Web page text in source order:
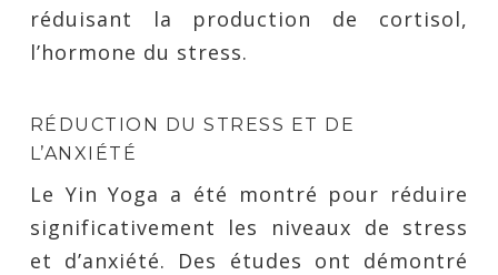
réduisant la production de cortisol,
l’hormone du stress.
RÉDUCTION DU STRESS ET DE
L’ANXIÉTÉ
Le Yin Yoga a été montré pour réduire
significativement les niveaux de stress
et d’anxiété. Des études ont démontré